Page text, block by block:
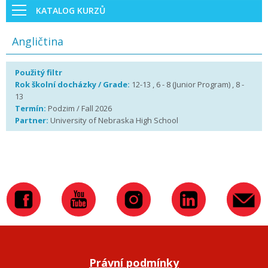
KATALOG KURZŮ
Angličtina
Použitý filtr
Rok školní docházky / Grade: 12-13 , 6 - 8 (Junior Program) , 8 -
13
Termín: Podzim / Fall 2026
Partner: University of Nebraska High School
Právní podmínky